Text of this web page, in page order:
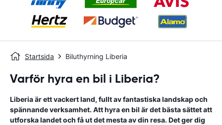
Startsida Biluthyrning Liberia
Varför hyra en bil i Liberia?
Liberia är ett vackert land, fullt av fantastiska landskap och
spännande verksamhet. Att hyra en bil är det bästa sättet att
utforska landet och få ut det mesta av din resa. Det ger dig